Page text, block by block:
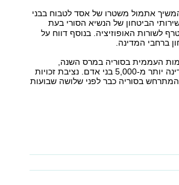
אתמול משטרו של אסד לטבוח בבני
הביטחון של הנשיא הסורי בעת
לשורות האופוזיציה. בנוסף דווח על
העממית בסוריה במרס השנה,
במסגרת "אביב העמים הערבי", נהרגו במדינה יותר מ-5,000 בני אדם. נציבת זכויות
בסוריה כבר לפני שלושה שבועות